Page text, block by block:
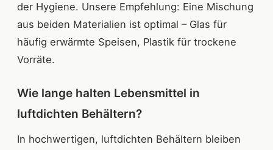
der Hygiene. Unsere Empfehlung: Eine Mischung
aus beiden Materialien ist optimal – Glas für
häufig erwärmte Speisen, Plastik für trockene
Vorräte.
Wie lange halten Lebensmittel in
luftdichten Behältern?
In hochwertigen, luftdichten Behältern bleiben